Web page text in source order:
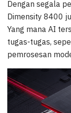
Dengan segala
Dimensity 8400
Yang mana AI
tugas-tugas,
pemrosesan